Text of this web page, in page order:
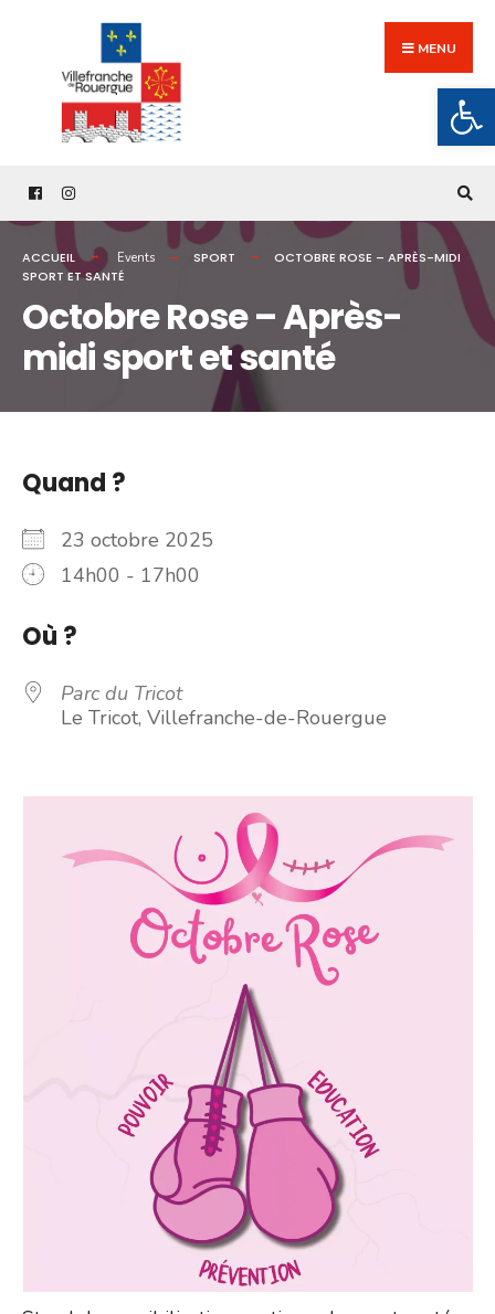
content
MENU
ACCUEIL Events SPORT
OCTOBRE ROSE – APRÈS-MIDI
SPORT ET SANTÉ
Octobre Rose – Après-
midi sport et santé
Quand ?
23 octobre 2025
14h00 - 17h00
Où ?
Parc du Tricot
Le Tricot, Villefranche-de-Rouergue